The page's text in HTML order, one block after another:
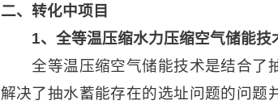
二、转化中项目
1、全等温压缩水力压缩空气储能技
全等温压缩空气储能技术是结合了
解决了抽水蓄能存在的选址问题的问题